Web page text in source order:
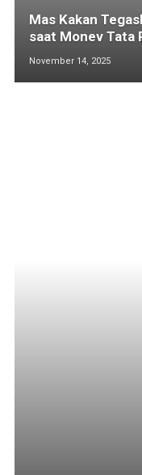
Mas Kakan
saat Monev Tata
November 14, 2025